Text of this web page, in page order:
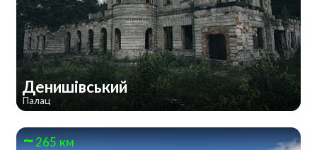
Денишівський
Палац
265 км